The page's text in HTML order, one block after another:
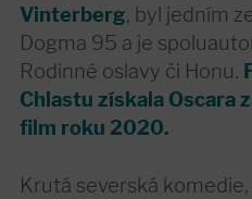
Vinterberg, byl jedním
Dogma 95 a je
Rodinné oslavy či Honu.
Chlastu získala Oscara
film roku 2020.
Krutá severská